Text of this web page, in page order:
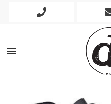
Phone